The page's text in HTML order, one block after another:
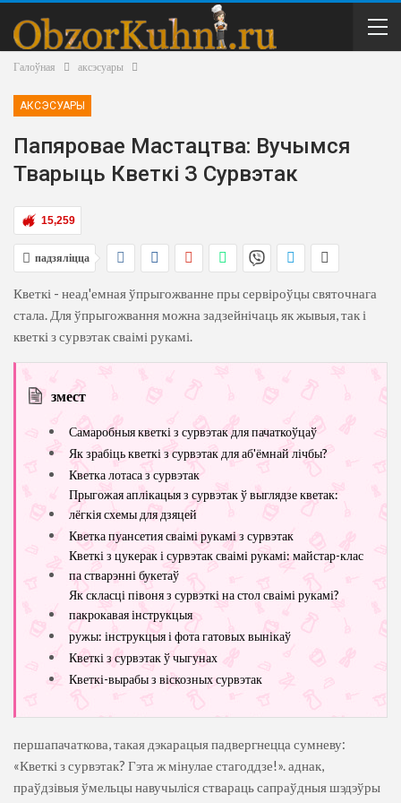
Галоўная аксэсуары
АКСЭСУАРЫ
Папяровае Мастацтва: Вучымся
Тварыць Кветкі З Сурвэтак
15,259
падзяліцца
Кветкі - неад'емная ўпрыгожванне пры сервіроўцы святочнага
стала. Для ўпрыгожвання можна задзейнічаць як жывыя, так і
кветкі з сурвэтак сваімі рукамі.
змест
Самаробныя кветкі з сурвэтак для пачаткоўцаў
Як зрабіць кветкі з сурвэтак для аб'ёмнай лічбы?
Кветка лотаса з сурвэтак
Прыгожая аплікацыя з сурвэтак ў выглядзе кветак:
лёгкія схемы для дзяцей
Кветка пуансетия сваімі рукамі з сурвэтак
Кветкі з цукерак і сурвэтак сваімі рукамі: майстар-клас
па стварэнні букетаў
Як скласці півоня з сурвэткі на стол сваімі рукамі?
пакрокавая інструкцыя
ружы: інструкцыя і фота гатовых вынікаў
Кветкі з сурвэтак ў чыгунах
Кветкі-вырабы з віскозных сурвэтак
першапачаткова, такая дэкарацыя падвергнецца сумневу:
«Кветкі з сурвэтак? Гэта ж мінулае стагоддзе!». аднак,
праўдзівыя ўмельцы навучыліся ствараць сапраўдныя шэдэўры